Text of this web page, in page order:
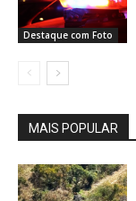
Destaque com Foto
MAIS POPULAR